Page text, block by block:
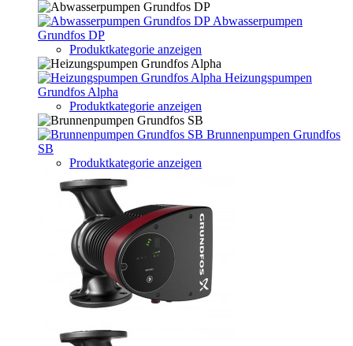
Abwasserpumpen
Grundfos DP
Produktkategorie anzeigen
Heizungspumpen
Grundfos Alpha
Produktkategorie anzeigen
Brunnenpumpen Grundfos
SB
Produktkategorie anzeigen